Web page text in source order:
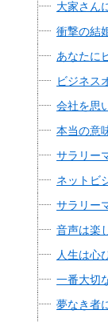
大家さん
衝撃の結
あなたに
ビジネス
会社を思
本当の意
サラリー
ネットビ
サラリー
音声は楽
人生は心
一番大切
夢なき者